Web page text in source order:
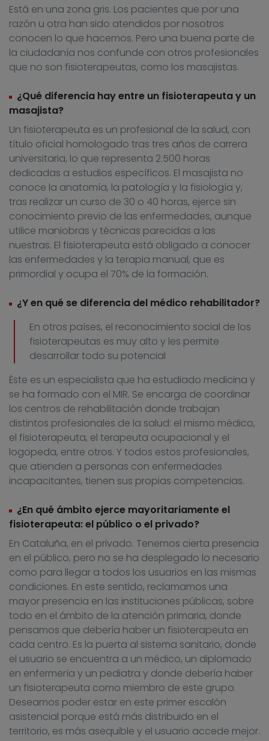
Está en una zona gris. Los pacientes que por una
razón u otra han sido atendidos por nosotros
conocen lo que hacemos. Pero una buena parte de
la ciudadanía nos confunde con otros profesionales
que no son fisioterapeutas, como los masajistas.
¿Qué diferencia hay entre un fisioterapeuta y un
masajista?
Un fisioterapeuta es un profesional de la salud, con
título oficial homologado tras tres años de carrera
universitaria, lo que representa 2.500 horas
dedicadas a estudios específicos. El masajista no
conoce la anatomía, la patología y la fisiología y,
tras realizar un curso de 30 o 40 horas, ejerce sin
conocimiento previo de las enfermedades, aunque
utilice maniobras y técnicas parecidas a las
nuestras. El fisioterapeuta está obligado a conocer
las enfermedades y la terapia manual, que es
primordial y ocupa el 70% de la formación.
¿Y en qué se diferencia del médico rehabilitador?
En otros países, el reconocimiento social de los
fisioterapeutas es muy alto y les permite
desarrollar todo su potencial
Éste es un especialista que ha estudiado medicina y
se ha formado con el MIR. Se encarga de coordinar
los centros de rehabilitación donde trabajan
distintos profesionales de la salud: el mismo médico,
el fisioterapeuta, el terapeuta ocupacional y el
logopeda, entre otros. Y todos estos profesionales,
que atienden a personas con enfermedades
incapacitantes, tienen sus propias competencias.
¿En qué ámbito ejerce mayoritariamente el
fisioterapeuta: el público o el privado?
En Cataluña, en el privado. Tenemos cierta presencia
en el público, pero no se ha desplegado lo necesario
como para llegar a todos los usuarios en las mismas
condiciones. En este sentido, reclamamos una
mayor presencia en las instituciones públicas, sobre
todo en el ámbito de la atención primaria, donde
pensamos que debería haber un fisioterapeuta en
cada centro. Es la puerta al sistema sanitario, donde
el usuario se encuentra a un médico, un diplomado
en enfermería y un pediatra y donde debería haber
un fisioterapeuta como miembro de este grupo.
Deseamos poder estar en este primer escalón
asistencial porque está más distribuido en el
territorio, es más asequible y el usuario accede mejor.